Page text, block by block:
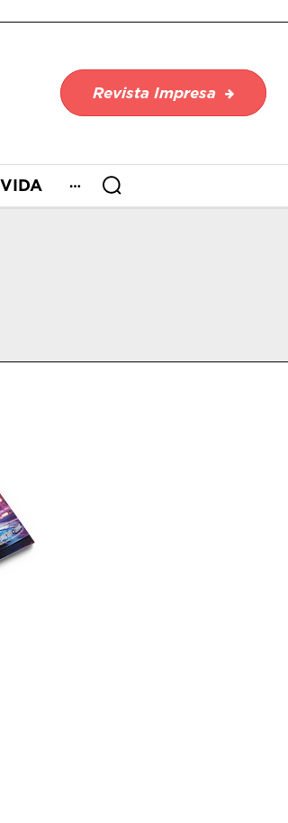
Revista Impresa